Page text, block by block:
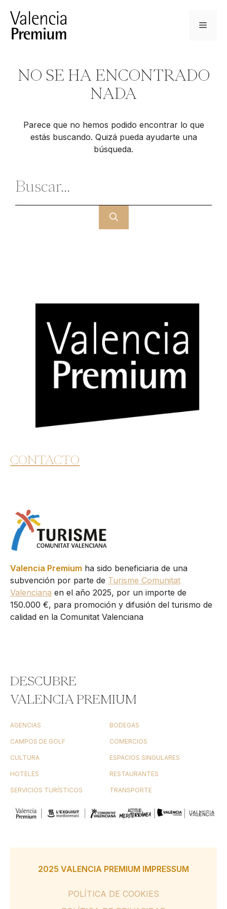
contenido
Menú
NO SE HA ENCONTRADO
NADA
Parece que no hemos podido encontrar lo que
estás buscando. Quizá pueda ayudarte una
búsqueda.
CONTACTO
Valencia Premium ha sido beneficiaria de una
subvención por parte de Turisme Comunitat
Valenciana en el año 2025, por un importe de
150.000 €, para promoción y difusión del turismo de
calidad en la Comunitat Valenciana
DESCUBRE
VALENCIA PREMIUM
AGENCIAS BODEGAS
CAMPOS DE GOLF COMERCIOS
CULTURA ESPACIOS SINGULARES
HOTELES RESTAURANTES
SERVICIOS TURÍSTICOS TRANSPORTE
2025 VALENCIA PREMIUM IMPRESSUM
POLÍTICA DE COOKIES